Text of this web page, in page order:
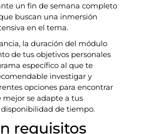
un fin de semana completo
buscan una inmersión
en el tema.
la duración del módulo
de tus objetivos personales
específico al que te
investigar y
opciones para encontrar
se adapte a tus
disponibilidad de tiempo.
requisitos